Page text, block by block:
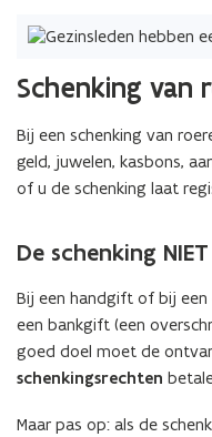
(Klik
op
afbeelding
een
vergrote
weergave)
Schenking van
Bij een schenking van
geld, juwelen, kasbons,
of u de schenking laat
De schenking
Bij een handgift of bij een
een bankgift (een
goed doel moet de
schenkingsrechten
Maar pas op: als de